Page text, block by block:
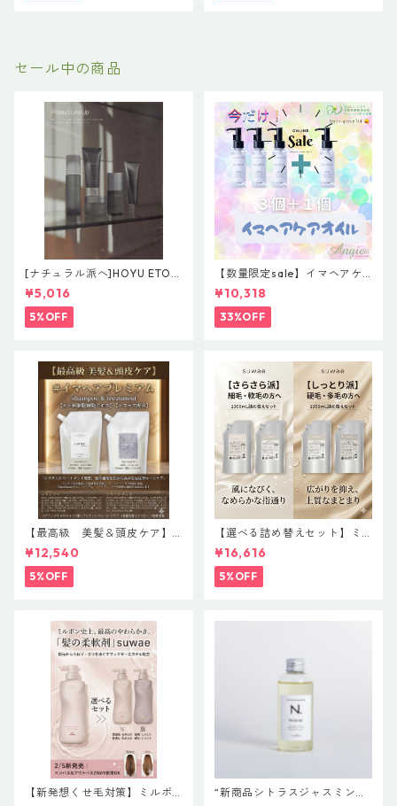
セール中の商品
[ナチュラル派へ]HOYU ETOR
AS【Effortless Line】レアバ
ーム＆グレイズオイルセット
¥5,016
5%OFF
【数量限定sale】イマヘアケ
アオイル３＋１ キャンペー
ン 今だけまとめ買い 4個セ
ット
¥10,318
33%OFF
【最高級 美髪＆頭皮ケア】
＃イマヘアプレミアムshampo
o＆treatment【ヒト幹細胞細
胞エキス】【トステア配合】
¥12,540
5%OFF
【選べる詰め替えセット】ミ
ルボン 新ブランド「suwae
（スワエ）」｜リラクシング
シャンプー 1000mL ￥7,590
＋ トリートメント 1000g￥9,
¥16,616
5%OFF
【新発想くせ毛対策】ミルボ
“新商品シトラスジャスミン入